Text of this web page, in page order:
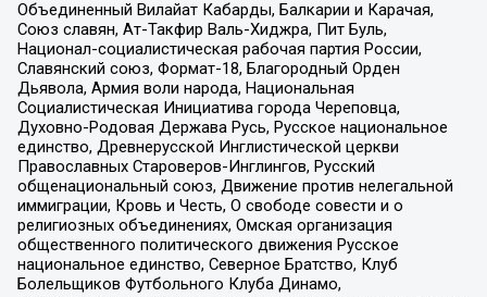
Объединенный Вилайат Кабарды, Балкарии и Карачая,
Союз славян, Ат-Такфир Валь-Хиджра, Пит Буль,
Национал-социалистическая рабочая партия России,
Славянский союз, Формат-18, Благородный Орден
Дьявола, Армия воли народа, Национальная
Социалистическая Инициатива города Череповца,
Духовно-Родовая Держава Русь, Русское национальное
единство, Древнерусской Инглистической церкви
Православных Староверов-Инглингов, Русский
общенациональный союз, Движение против нелегальной
иммиграции, Кровь и Честь, О свободе совести и о
религиозных объединениях, Омская организация
общественного политического движения Русское
национальное единство, Северное Братство, Клуб
Болельщиков Футбольного Клуба Динамо,